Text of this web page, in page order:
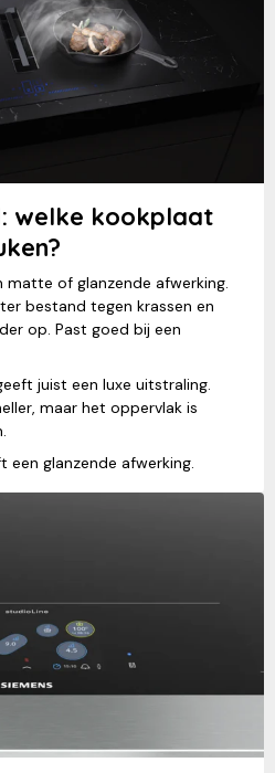
welke kookplaat
matte of glanzende afwerking.
bestand tegen krassen en
op. Past goed bij een
juist een luxe uitstraling.
maar het oppervlak is
een glanzende afwerking.